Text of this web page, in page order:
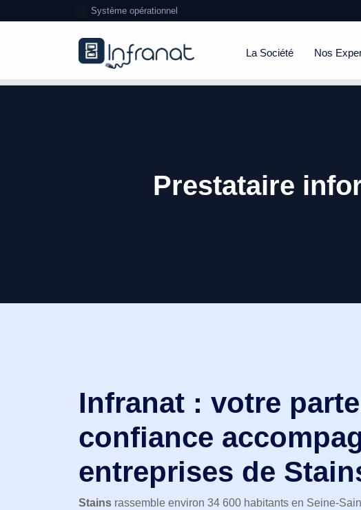
Système opérationnel
La Société Nos
Prestataire
Infranat : votre
confiance
entreprises de
Stains rassemble environ 34 600 habitants en Seine-